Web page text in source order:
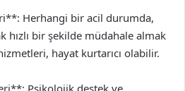
Herhangi bir acil durumda,
hızlı bir şekilde müdahale almak
hayat kurtarıcı olabilir.
Psikolojik destek ve